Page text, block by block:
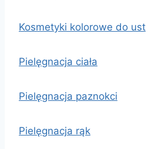
Kosmetyki kolorowe do ust
Pielęgnacja ciała
Pielęgnacja paznokci
Pielęgnacja rąk